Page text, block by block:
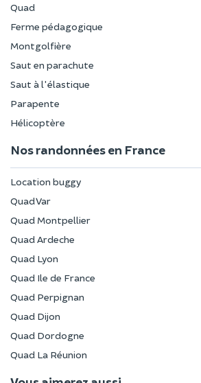
Quad
Ferme pédagogique
Montgolfière
Saut en parachute
Saut à l'élastique
Parapente
Hélicoptère
Nos randonnées en France
Location buggy
Quad Var
Quad Montpellier
Quad Ardeche
Quad Lyon
Quad Ile de France
Quad Perpignan
Quad Dijon
Quad Dordogne
Quad La Réunion